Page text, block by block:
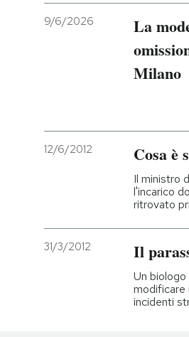
9/6/2026
La
Milano
12/6/2012 Cosa è
Il ministro
l'incarico
ritrovato
31/3/2012 Il
Un
modificare
incidenti